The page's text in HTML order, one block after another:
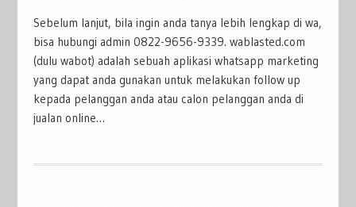
Sebelum lanjut, bila ingin anda tanya lebih lengkap di wa,
bisa hubungi admin 0822-9656-9339. wablasted.com
(dulu wabot) adalah sebuah aplikasi whatsapp marketing
yang dapat anda gunakan untuk melakukan follow up
kepada pelanggan anda atau calon pelanggan anda di
jualan online…